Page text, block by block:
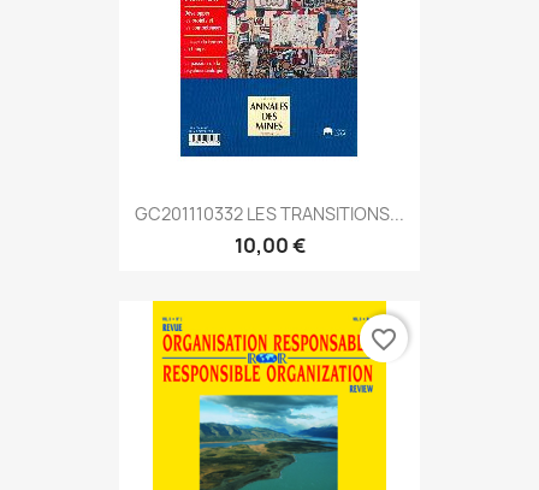
GC201110332 LES TRANSITIONS...
10,00 €
favorite_border